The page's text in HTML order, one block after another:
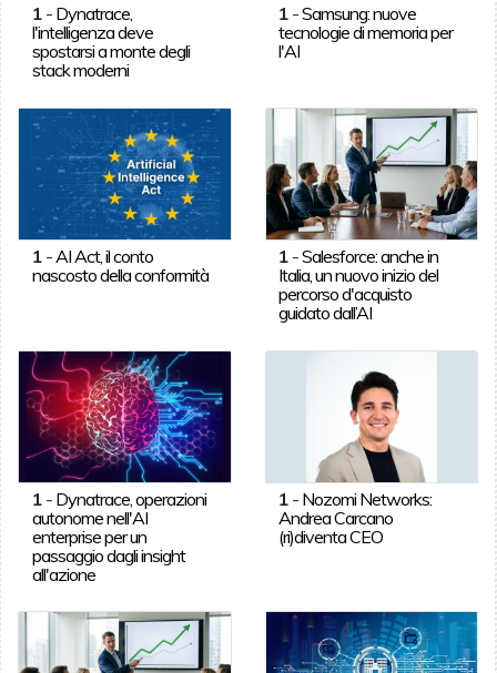
1- Dynatrace,
l'intelligenza deve
spostarsi a monte degli
stack moderni
1 -Samsung: nuove
tecnologie di memoria per
l'AI
1- AI Act, il conto
nascosto della conformità
1 -Salesforce: anche in
Italia, un nuovo inizio del
percorso d'acquisto
guidato dall’AI
1- Dynatrace, operazioni
autonome nell'AI
enterprise per un
passaggio dagli insight
all'azione
1 - Nozomi Networks:
Andrea Carcano
(ri)diventa CEO